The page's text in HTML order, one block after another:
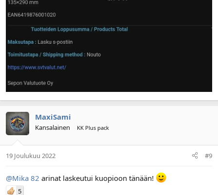
MaxiSami
Kansalainen KK Plus pack
19 Joulukuu 2022 #9
@Mika 82 arinat laskeutui kuopioon tänään!
5